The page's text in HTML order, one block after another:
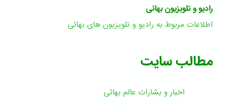
رادیو و تلویزیون بهائی
اطلاعات مربوط به رادیو و تلویزیون های بهائی
مطالب سایت
اخبار و بشارات عالم بهائى